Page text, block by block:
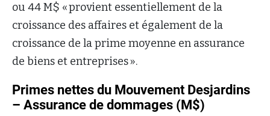
ou 44 M$ « provient essentiellement de la
croissance des affaires et également de la
croissance de la prime moyenne en assurance
de biens et entreprises ».